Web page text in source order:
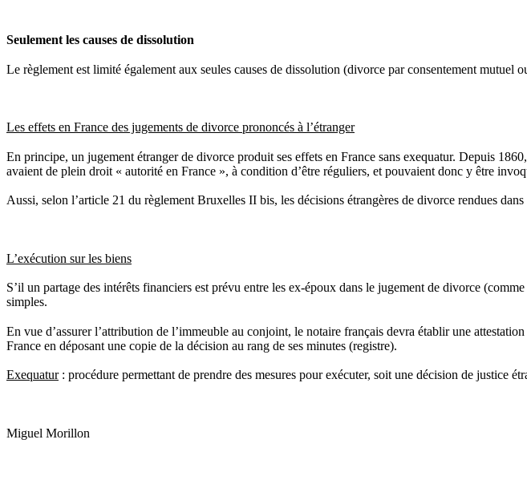
Seulement les causes de dissolution
Le règlement est limité également aux seules causes de dissolution (divorce par consentement mutuel
Les effets en France des jugements de divorce prononcés à l’étranger
En principe, un jugement étranger de divorce produit ses effets en France sans exequatur. Depuis
avaient de plein droit « autorité en France », à condition d’être réguliers, et pouvaient donc y être
Aussi, selon l’article 21 du règlement Bruxelles II bis, les décisions étrangères de divorce rendues
L’exécution sur les biens
S’il un partage des intérêts financiers est prévu entre les ex-époux dans le jugement de divorce
simples.
En vue d’assurer l’attribution de l’immeuble au conjoint, le notaire français devra établir une
France en déposant une copie de la décision au rang de ses minutes (registre).
Exequatur: procédure permettant de prendre des mesures pour exécuter, soit une décision de justice
Miguel Morillon